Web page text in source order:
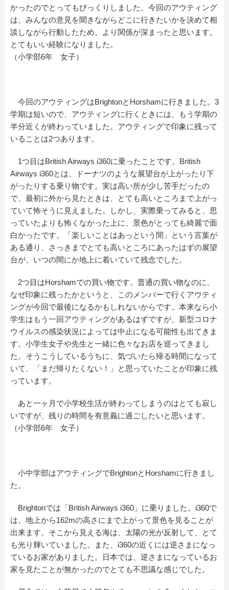
かったのでとってもびっくりしました。今回のアウティング
は、みんなの意見を聞きながらどこに行きたいかを決めて相
談しながら行動したため、より関係が深まったと思います。
とてもいい経験になりました。
（小学部6年 女子）
今回のアウティングはBrightonとHorshamに行きました。3
学期は短いので、アウティングに行くときには、もう学期の
半分近くが終わっていました。アウティングで印象に残って
いることは2つあります。
1つ目はBritish Airways i360に乗ったことです。British
Airways i360とは、ドーナツのような展望台が上がったり下
がったりする乗り物です。実は高い所が少し苦手だったの
で、最初に外から見たときは、とても高いところまで上がっ
ていて怖そうに見えました。しかし、実際乗ってみると、思
っていたよりも怖くなかった上に、景色がとっても綺麗で面
白かったです。「楽しいことはあっという間」という言葉が
ある通り、さっきまでとても高いところにあったはずの展望
台が、いつの間にか地上に着いていて残念でした。
2つ目はHorshamでの買い物です。普通の買い物なのに、
なぜ印象に残ったかというと、このメンバーで行くアウティ
ングが今回で最後になるかもしれないからです。本来なら小
学生はもう一回アウティングがあるはずですが、新型コロナ
ウイルスの感染状況によっては中止になる可能性も出てきま
す。小学生女子や先生と一緒に色々なお店を巡ってきまし
た。そうこうしているうちに、気づいたら帰る時間になって
いて、「まだ帰りたくない！」と思っていたことが印象に残
っています。
あと一ヶ月で小学校生活が終わってしまうのはとても寂し
いですが、残りの時間を有意義に過ごしたいと思います。
（小学部6年 女子）
小中学部はアウティングでBrightonとHorshamに行きまし
た。
Brightonでは「British Airways i360」に乗りました。i360で
は、地上から162mの高さにまで上がって景色を見ることが
出来ます。そこから見える海は、太陽の光が反射して、とて
も光り輝いていました。また、i360の近くには逆さまになっ
ているお家がありました。日本では、逆さまになっているお
家を見たことが無かったのでとても不思議な感じでした。